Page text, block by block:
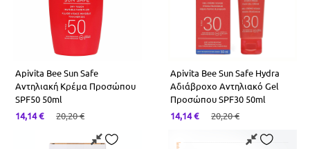
Apivita Bee Sun Safe
Αντηλιακή Κρέμα Προσώπου
SPF50 50ml
14,14€ 20,20€
Apivita Bee Sun Safe Hydra
Αδιάβροχο Αντηλιακό Gel
Προσώπου SPF30 50ml
14,14€ 20,20€